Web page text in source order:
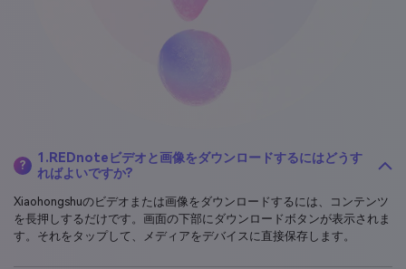
?
1.REDnoteビデオと画像をダウンロードするにはどうす
ればよいですか?
Xiaohongshuのビデオまたは画像をダウンロードするには、コンテンツ
を長押しするだけです。画面の下部にダウンロードボタンが表示されま
す。それをタップして、メディアをデバイスに直接保存します。